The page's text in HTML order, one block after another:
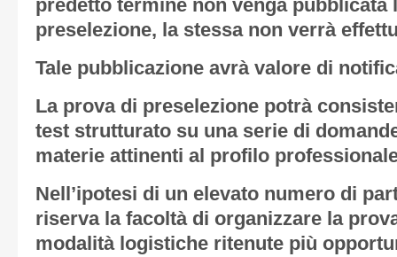
predetto termine non venga pubblicata
preselezione, la stessa non verrà
Tale pubblicazione avrà valore di
La prova di preselezione potrà
test strutturato su una serie di
materie attinenti al profilo
Nell’ipotesi di un elevato numero di
riserva la facoltà di organizzare la
modalità logistiche ritenute più